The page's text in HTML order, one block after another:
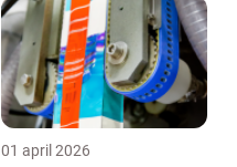
01 april 2026